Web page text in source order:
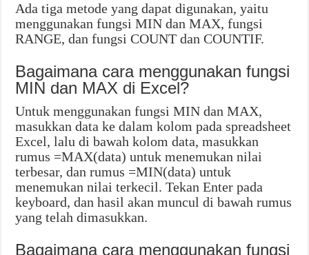
Ada tiga metode yang dapat digunakan, yaitu
menggunakan fungsi MIN dan MAX, fungsi
RANGE, dan fungsi COUNT dan COUNTIF.
Bagaimana cara menggunakan fungsi
MIN dan MAX di Excel?
Untuk menggunakan fungsi MIN dan MAX,
masukkan data ke dalam kolom pada spreadsheet
Excel, lalu di bawah kolom data, masukkan
rumus =MAX(data) untuk menemukan nilai
terbesar, dan rumus =MIN(data) untuk
menemukan nilai terkecil. Tekan Enter pada
keyboard, dan hasil akan muncul di bawah rumus
yang telah dimasukkan.
Bagaimana cara menggunakan fungsi